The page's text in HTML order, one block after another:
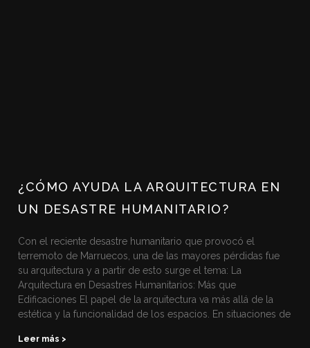
¿CÓMO AYUDA LA ARQUITECTURA EN
UN DESASTRE HUMANITARIO?
Con el reciente desastre humanitario que provocó el
terremoto de Marruecos, una de las mayores pérdidas fue
su arquitectura y a partir de esto surge el tema: La
Arquitectura en Desastres Humanitarios: Más que
Edificaciones El papel de la arquitectura va más allá de la
estética y la funcionalidad de los espacios. En situaciones de
Leer más >